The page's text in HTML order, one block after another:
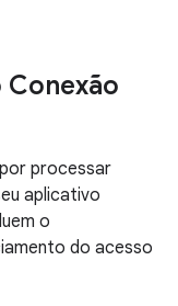
processar
aplicativo
o
do acesso